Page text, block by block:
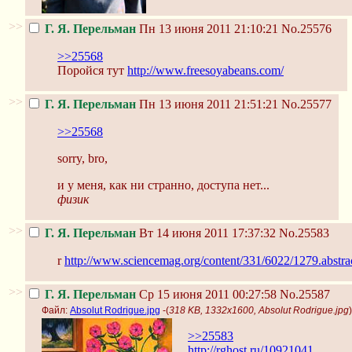
>> Г. Я. Перельман Пн 13 июня 2011 21:10:21 No.25576
>>25568
Поройся тут http://www.freesoyabeans.com/
>> Г. Я. Перельман Пн 13 июня 2011 21:51:21 No.25577
>>25568
sorry, bro,
и у меня, как ни странно, доступа нет...
физик
>> Г. Я. Перельман Вт 14 июня 2011 17:37:32 No.25583
rhttp://www.sciencemag.org/content/331/6022/
>> Г. Я. Перельман Ср 15 июня 2011 00:27:58 No.25587
Файл: Absolut Rodrigue.jpg -(318 KB, 1332x1600, Absolut Rodrigue.jpg)
>>25583